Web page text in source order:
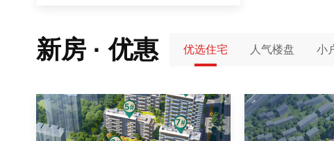
新房 · 优惠 优选住宅 人气楼盘 小